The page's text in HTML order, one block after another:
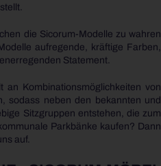
die Sicorum-Modelle zu wahren
aufregende, kräftige Farben,
Statement.
Kombinationsmöglichkeiten von
sodass neben den bekannten und
Sitzgruppen entstehen, die zum
Parkbänke kaufen? Dann
auf.